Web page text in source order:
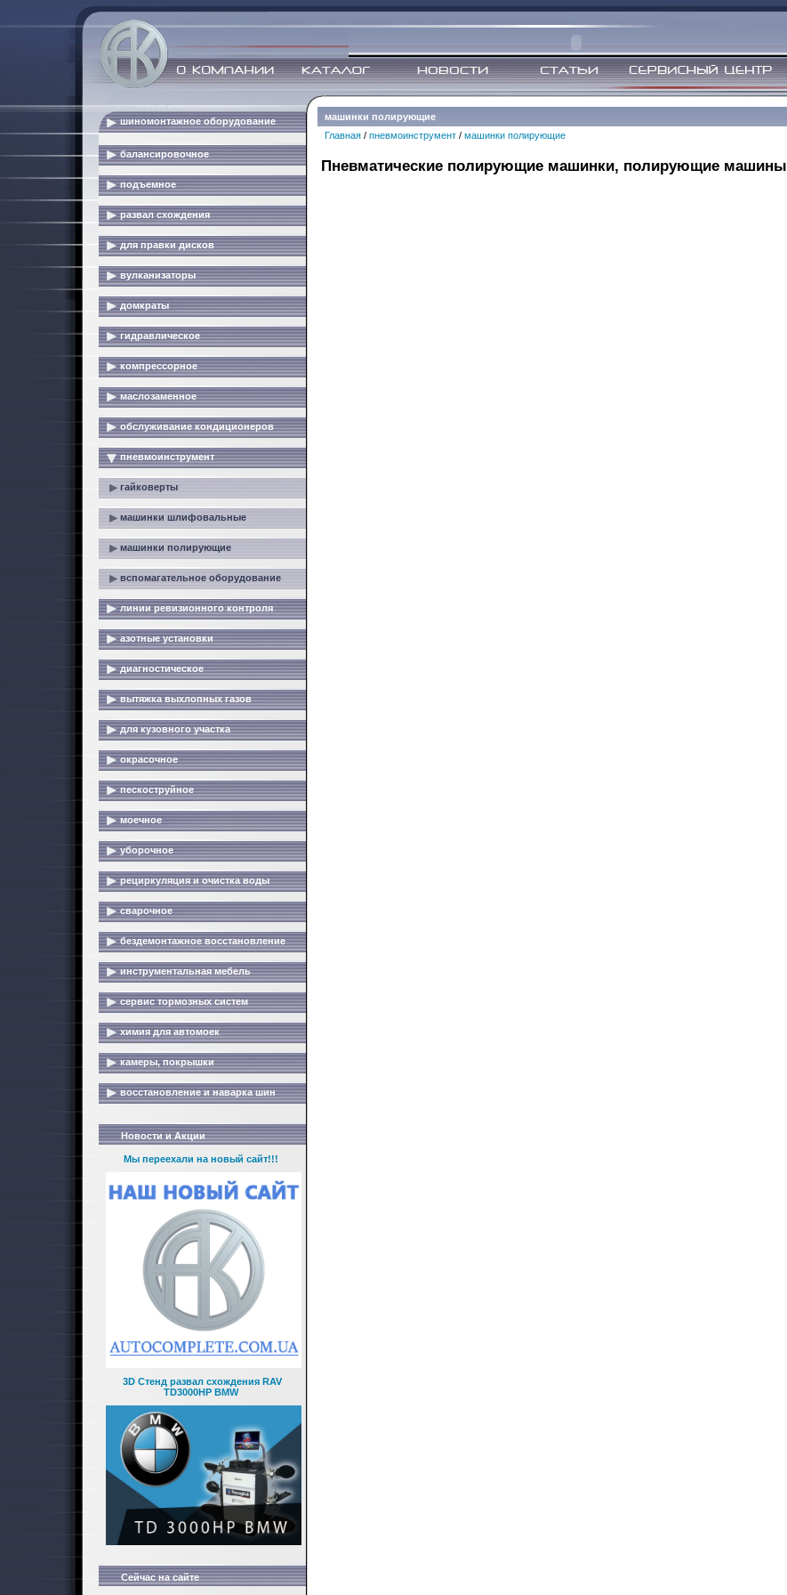
шиномонтажное оборудование
балансировочное
подъемное
развал схождения
для правки дисков
вулканизаторы
домкраты
гидравлическое
компрессорное
маслозаменное
обслуживание кондиционеров
пневмоинструмент
гайковерты
машинки шлифовальные
машинки полирующие
вспомагательное оборудование
линии ревизионного контроля
азотные установки
диагностическое
вытяжка выхлопных газов
для кузовного участка
окрасочное
пескоструйное
моечное
уборочное
рециркуляция и очистка воды
сварочное
бездемонтажное восстановление
инструментальная мебель
сервис тормозных систем
химия для автомоек
камеры, покрышки
восстановление и наварка шин
Новости и Акции
Мы переехали на новый сайт!!!
3D Стенд развал схождения RAV
TD3000HP BMW
Сейчас на сайте
машинки полирующие
Главная / пневмоинструмент / машинки полирующие
Пневматические полирующие машинки, полирующие машины